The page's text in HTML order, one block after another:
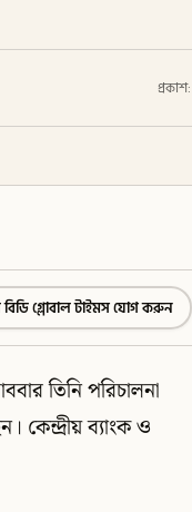
গ্লোবাল টাইমস যোগ করুন
তিনি পরিচালনা
কেন্দ্রীয় ব্যাংক ও